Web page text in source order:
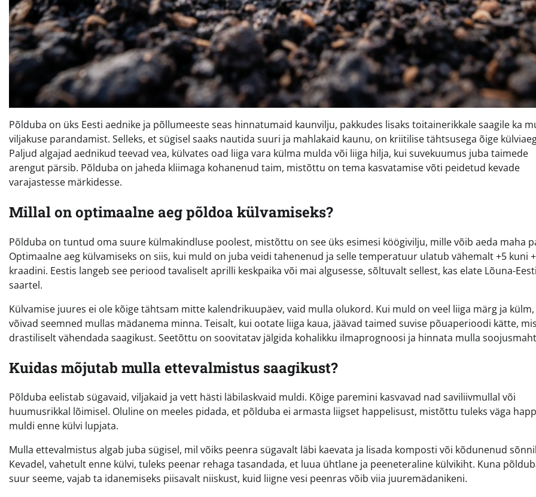
Põlduba on üks Eesti aednike ja põllumeeste seas hinnatumaid kaunvilju, pakkudes lisaks toitainerikkale saagile ka
viljakuse parandamist. Selleks, et sügisel saaks nautida suuri ja mahlakaid kaunu, on kriitilise tähtsusega õige
Paljud algajad aednikud teevad vea, külvates oad liiga vara külma mulda või liiga hilja, kui suvekuumus juba taimede
arengut pärsib. Põlduba on jaheda kliimaga kohanenud taim, mistõttu on tema kasvatamise võti peidetud kevade
varajastesse märkidesse.
Millal on optimaalne aeg põldoa külvamiseks?
Põlduba on tuntud oma suure külmakindluse poolest, mistõttu on see üks esimesi köögivilju, mille võib aeda maha
Optimaalne aeg külvamiseks on siis, kui muld on juba veidi tahenenud ja selle temperatuur ulatub vähemalt +5 kuni
kraadini. Eestis langeb see periood tavaliselt aprilli keskpaika või mai algusesse, sõltuvalt sellest, kas elate Lõuna-
saartel.
Külvamise juures ei ole kõige tähtsam mitte kalendrikuupäev, vaid mulla olukord. Kui muld on veel liiga märg ja külm,
võivad seemned mullas mädanema minna. Teisalt, kui ootate liiga kaua, jäävad taimed suvise põuaperioodi kätte,
drastiliselt vähendada saagikust. Seetõttu on soovitatav jälgida kohalikku ilmaprognoosi ja hinnata mulla
Kuidas mõjutab mulla ettevalmistus saagikust?
Põlduba eelistab sügavaid, viljakaid ja vett hästi läbilaskvaid muldi. Kõige paremini kasvavad nad saviliivmullal või
huumusrikkal lõimisel. Oluline on meeles pidada, et põlduba ei armasta liigset happelisust, mistõttu tuleks väga
muldi enne külvi lupjata.
Mulla ettevalmistus algab juba sügisel, mil võiks peenra sügavalt läbi kaevata ja lisada komposti või kõdunenud
Kevadel, vahetult enne külvi, tuleks peenar rehaga tasandada, et luua ühtlane ja peeneteraline külvikiht. Kuna
suur seeme, vajab ta idanemiseks piisavalt niiskust, kuid liigne vesi peenras võib viia juuremädanikeni.